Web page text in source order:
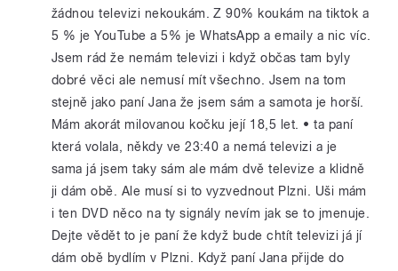
žádnou televizi nekoukám. Z 90% koukám na tiktok a
5 % je YouTube a 5% je WhatsApp a emaily a nic víc.
Jsem rád že nemám televizi i když občas tam byly
dobré věci ale nemusí mít všechno. Jsem na tom
stejně jako paní Jana že jsem sám a samota je horší.
Mám akorát milovanou kočku její 18,5 let. • ta paní
která volala, někdy ve 23:40 a nemá televizi a je
sama já jsem taky sám ale mám dvě televize a klidně
ji dám obě. Ale musí si to vyzvednout Plzni. Uši mám
i ten DVD něco na ty signály nevím jak se to jmenuje.
Dejte vědět to je paní že když bude chtít televizi já jí
dám obě bydlím v Plzni. Když paní Jana přijde do